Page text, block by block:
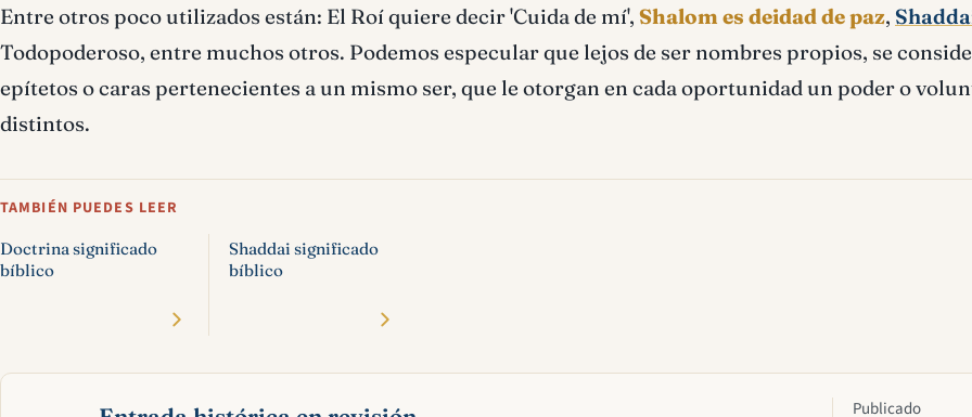
Entre otros poco utilizados están: El Roí quiere decir 'Cuida de mí', Shalom es deidad de paz,
Todopoderoso, entre muchos otros. Podemos especular que lejos de ser nombres propios, se
epítetos o caras pertenecientes a un mismo ser, que le otorgan en cada oportunidad un poder o
distintos.
TAMBIÉN PUEDES LEER
Doctrina significado
bíblico
Shaddai significado
bíblico
Publicado